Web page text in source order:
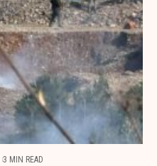
3 MIN READ